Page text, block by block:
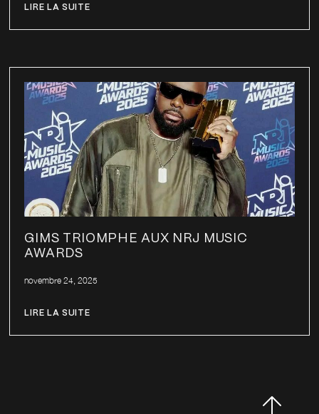
LIRE LA SUITE
GIMS TRIOMPHE AUX NRJ MUSIC
AWARDS
novembre 24, 2025
LIRE LA SUITE